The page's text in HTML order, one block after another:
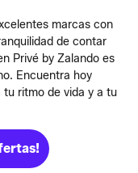
marcas con
de contar
Privé by Zalando es
Encuentra hoy
ritmo de vida y a tu